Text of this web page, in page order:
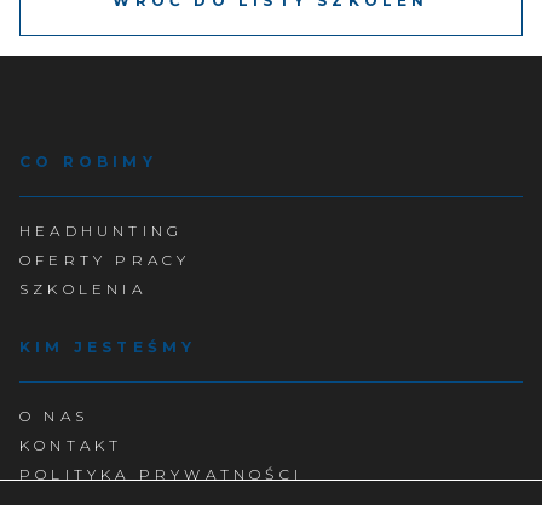
CO ROBIMY
HEADHUNTING
OFERTY PRACY
SZKOLENIA
KIM JESTEŚMY
O NAS
KONTAKT
POLITYKA PRYWATNOŚCI